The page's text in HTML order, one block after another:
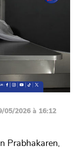
05/2026 à 16:12
Prabhakaren,